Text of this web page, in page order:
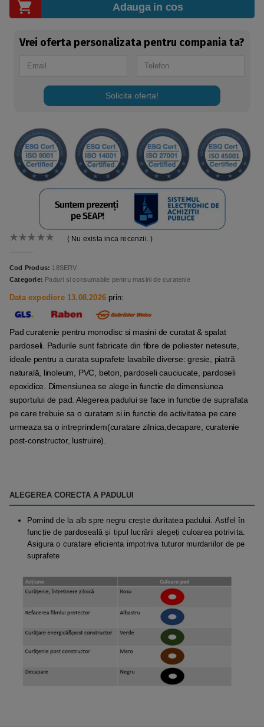
( Nu exista inca recenzii. )
Cod Produs: 18SERV
Categorie: Paduri si consumabile pentru masini de curatenie
Data expediere 13.08.2026 prin:
Pad curatenie pentru monodisc si masini de curatat & spalat
pardoseli. Padurile sunt fabricate din fibre de poliester netesute,
ideale pentru a curata suprafete lavabile diverse: gresie, piatră
naturală, linoleum, PVC, beton, pardoseli cauciucate, pardoseli
epoxidice. Dimensiunea se alege in functie de dimensiunea
suportului de pad. Alegerea padului se face in functie de suprafata
pe care trebuie sa o curatam si in functie de activitatea pe care
urmeaza sa o intreprindem(curatare zilnica,decapare, curatenie
post-constructor, lustruire).
Adauga in cos
Vrei oferta personalizata pentru compania ta?
Solicita oferta!
ALEGEREA CORECTA A PADULUI
Pornind de la alb spre negru crește duritatea padului. Astfel în
funcție de pardoseală și tipul lucrării alegeți culoarea potrivita.
Asigura o curatare eficienta impotriva tuturor murdariilor de pe
suprafete